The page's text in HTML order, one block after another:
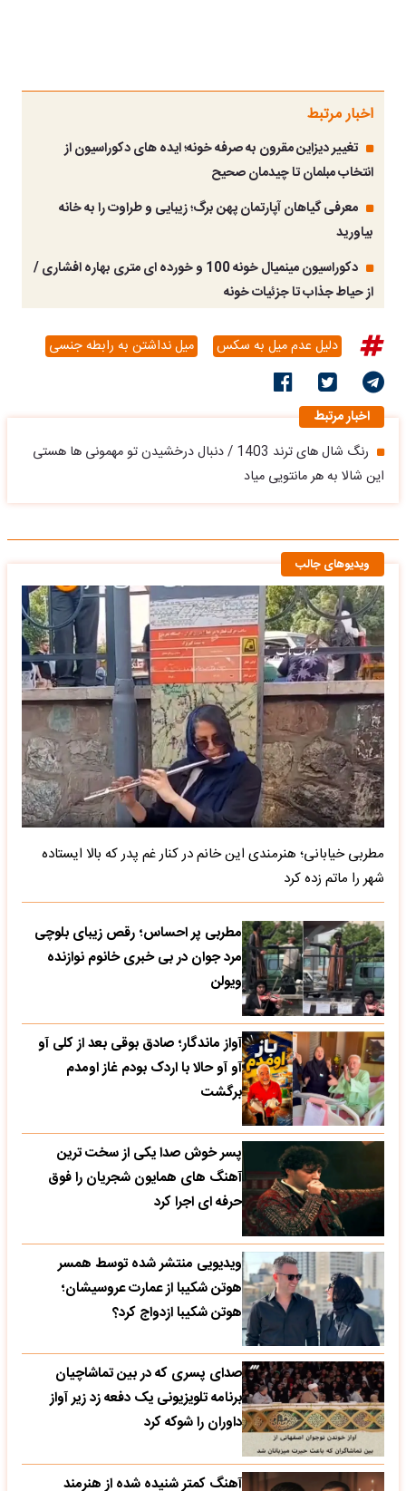
اخبار مرتبط
تغییر دیزاین مقرون به صرفه خونه؛ ایده های دکوراسیون از
انتخاب مبلمان تا چیدمان صحیح
معرفی گیاهان آپارتمان پهن برگ؛ زیبایی و طراوت را به خانه
بیاورید
دکوراسیون مینمیال خونه 100 و خورده ای متری بهاره افشاری /
از حیاط جذاب تا جزئیات خونه
دلیل عدم میل به سکس میل نداشتن به رابطه جنسی
اخبار مرتبط
رنگ شال های ترند 1403 / دنبال درخشیدن تو مهمونی ها هستی
این شالا به هر مانتویی میاد
ویدیوهای جالب
مطربی خیابانی؛ هنرمندی این خانم در کنار غم پدر که بالا ایستاده
شهر را ماتم زده کرد
مطربی پر احساس؛ رقص زیبای بلوچی
مرد جوان در بی خبری خانوم نوازنده
ویولن
آواز ماندگار؛ صادق بوقی بعد از کلی آو
آو آو حالا با اردک بودم غاز اومدم
برگشت
پسر خوش صدا یکی از سخت ترین
آهنگ های همایون شجریان را فوق
حرفه ای اجرا کرد
ویدیویی منتشر شده توسط همسر
هوتن شکیبا از عمارت عروسیشان؛
هوتن شکیبا ازدواج کرد؟
صدای پسری که در بین تماشاچیان
برنامه تلویزیونی یک دفعه زد زیر آواز
داوران را شوکه کرد
آهنگ کمتر شنیده شده از هنرمند